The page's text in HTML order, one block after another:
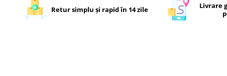
Retur simplu și rapid în 14 zile
Livrare